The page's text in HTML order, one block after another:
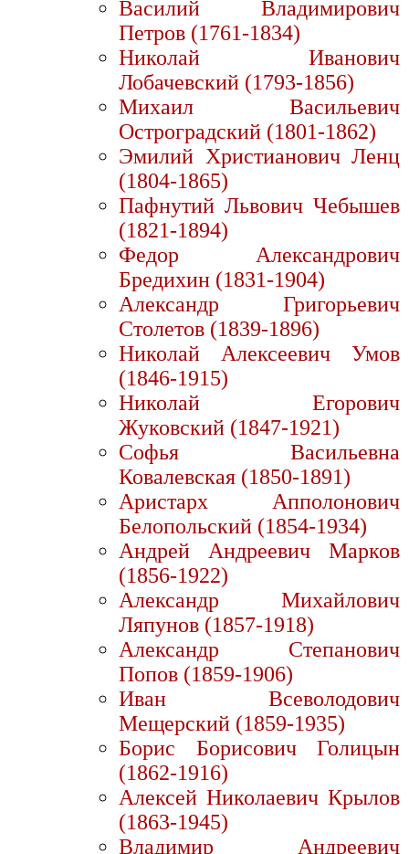
Василий Владимирович
Петров (1761-1834)
Николай Иванович
Лобачевский (1793-1856)
Михаил Васильевич
Остроградский (1801-1862)
Эмилий Христианович Ленц
(1804-1865)
Пафнутий Львович Чебышев
(1821-1894)
Федор Александрович
Бредихин (1831-1904)
Александр Григорьевич
Столетов (1839-1896)
Николай Алексеевич Умов
(1846-1915)
Николай Егорович
Жуковский (1847-1921)
Софья Васильевна
Ковалевская (1850-1891)
Аристарх Апполонович
Белопольский (1854-1934)
Андрей Андреевич Марков
(1856-1922)
Александр Михайлович
Ляпунов (1857-1918)
Александр Степанович
Попов (1859-1906)
Иван Всеволодович
Мещерский (1859-1935)
Борис Борисович Голицын
(1862-1916)
Алексей Николаевич Крылов
(1863-1945)
Владимир Андреевич